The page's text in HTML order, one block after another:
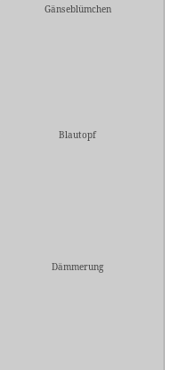
Gänseblümchen
Blautopf
Dämmerung